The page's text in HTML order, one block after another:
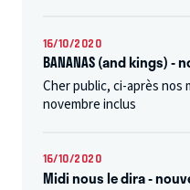
16/10/2020
BANANAS (and kings) -
Cher public, ci-après nos
novembre inclus
16/10/2020
Midi nous le dira -